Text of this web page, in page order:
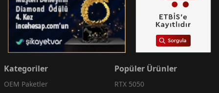
Kategoriler
OEM Paketler
Popüler Ürünler
RTX 5050